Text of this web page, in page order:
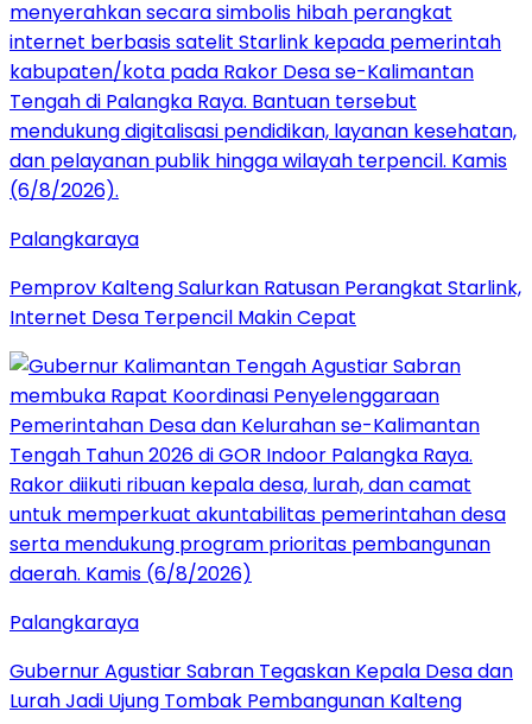
Palangkaraya
Pemprov Kalteng Salurkan Ratusan Perangkat Starlink,
Internet Desa Terpencil Makin Cepat
Palangkaraya
Gubernur Agustiar Sabran Tegaskan Kepala Desa dan
Lurah Jadi Ujung Tombak Pembangunan Kalteng